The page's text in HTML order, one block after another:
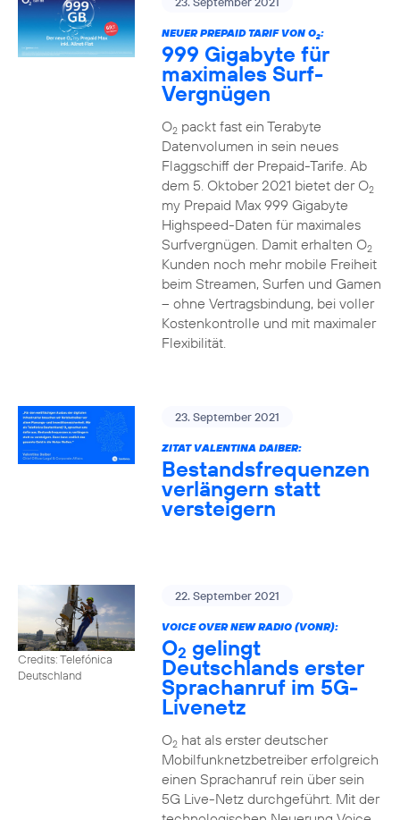
NEUER PREPAID TARIF VON O2:
999 Gigabyte für
maximales Surf-
Vergnügen
O2packt fast ein Terabyte
Datenvolumen in sein neues
Flaggschiff der Prepaid-Tarife. Ab
dem 5. Oktober 2021 bietet der O2
my Prepaid Max 999 Gigabyte
Highspeed-Daten für maximales
Surfvergnügen. Damit erhalten O2
Kunden noch mehr mobile Freiheit
beim Streamen, Surfen und Gamen
– ohne Vertragsbindung, bei voller
Kostenkontrolle und mit maximaler
Flexibilität.
23. September 2021
ZITAT VALENTINA DAIBER:
Bestandsfrequenzen
verlängern statt
versteigern
Credits: Telefónica
Deutschland
22. September 2021
VOICE OVER NEW RADIO (VONR):
O2 gelingt
Deutschlands erster
Sprachanruf im 5G-
Livenetz
O2hat als erster deutscher
Mobilfunknetzbetreiber erfolgreich
einen Sprachanruf rein über sein
5G Live-Netz durchgeführt. Mit der